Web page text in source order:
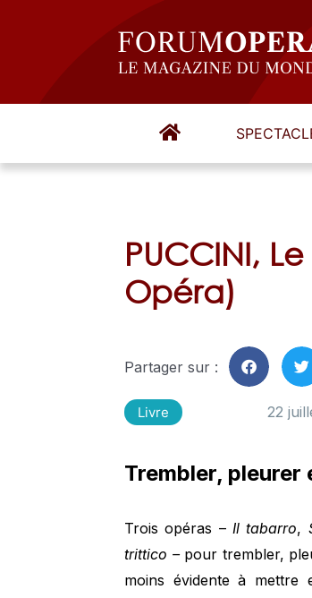
PUCCINI,
Opéra)
Partager sur :
Livre 22
Trembler, pleurer
Trois opéras –Il tabarro,
trittico –pour trembler,
moins évidente à mettre